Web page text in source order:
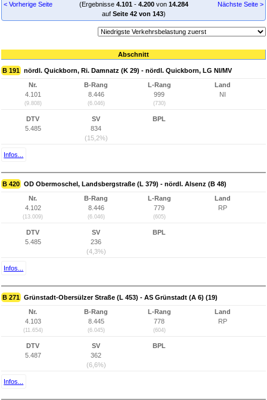
< Vorherige Seite
(Ergebnisse 4.101- 4.200von 14.284
auf Seite 42 von 143)
Nächste Seite >
Abschnitt
B 191 nördl. Quickborn, Ri. Damnatz (K 29) - nördl. Quickborn, LG NI/MV
Nr.
4.101
(9.808)
B-Rang
8.446
(6.046)
L-Rang
999
(730)
Land
NI
DTV
5.485
SV
834
(15,2%)
BPL
Infos...
B 420 OD Obermoschel, Landsbergstraße (L 379) - nördl. Alsenz (B 48)
Nr.
4.102
(13.009)
B-Rang
8.446
(6.046)
L-Rang
779
(605)
Land
RP
DTV
5.485
SV
236
(4,3%)
BPL
Infos...
B 271 Grünstadt-Obersülzer Straße (L 453) - AS Grünstadt (A 6) (19)
Nr.
4.103
(11.654)
B-Rang
8.445
(6.045)
L-Rang
778
(604)
Land
RP
DTV
5.487
SV
362
(6,6%)
BPL
Infos...